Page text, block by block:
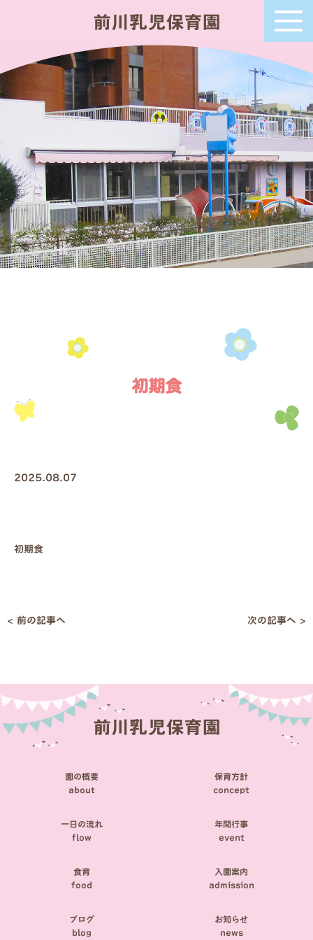
初期食
2025.08.07
初期食
投
< 前の記事へ 次の記事へ >
園の概要
about
保育方針
concept
一日の流れ
flow
年間行事
event
食育
food
入園案内
admission
ブログ
blog
お知らせ
news